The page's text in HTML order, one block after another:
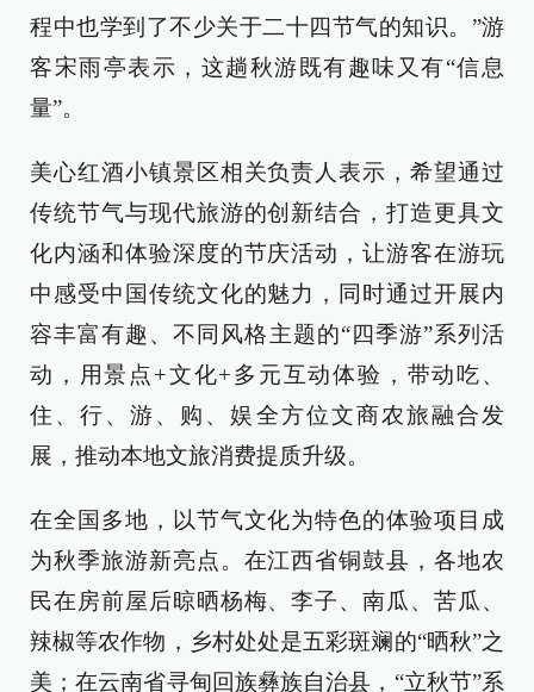
程中也学到了不少关于二十四节气的知识。”游
客宋雨亭表示，这趟秋游既有趣味又有“信息
量”。
美心红酒小镇景区相关负责人表示，希望通过
传统节气与现代旅游的创新结合，打造更具文
化内涵和体验深度的节庆活动，让游客在游玩
中感受中国传统文化的魅力，同时通过开展内
容丰富有趣、不同风格主题的“四季游”系列活
动，用景点+文化+多元互动体验，带动吃、
住、行、游、购、娱全方位文商农旅融合发
展，推动本地文旅消费提质升级。
在全国多地，以节气文化为特色的体验项目成
为秋季旅游新亮点。在江西省铜鼓县，各地农
民在房前屋后晾晒杨梅、李子、南瓜、苦瓜、
辣椒等农作物，乡村处处是五彩斑斓的“晒秋”之
美；在云南省寻甸回族彝族自治县，“立秋节”系